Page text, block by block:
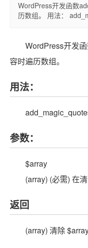
WordPress开发函数
历数组。 用法：
WordPress开发
容时遍历数组。
用法：
参数：
$array
(array) (必需) 在
返回
(array) 清除